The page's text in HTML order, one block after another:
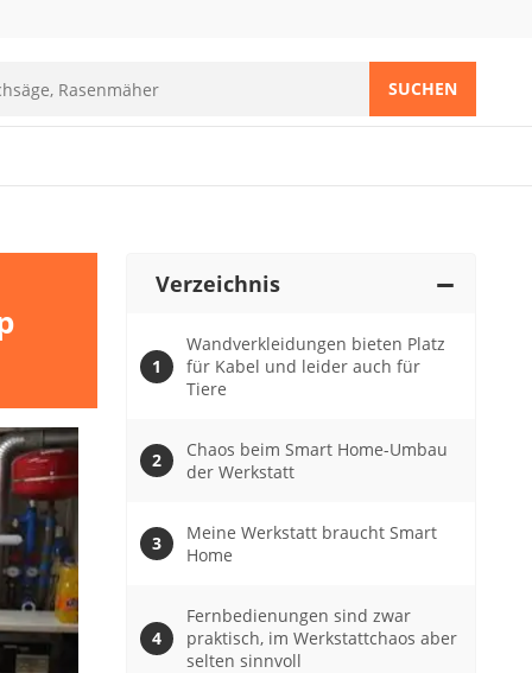
SUCHEN
Verzeichnis
Wandverkleidungen bieten Platz
für Kabel und leider auch für
Tiere
Chaos beim Smart Home-Umbau
der Werkstatt
Meine Werkstatt braucht Smart
Home
Fernbedienungen sind zwar
praktisch, im Werkstattchaos aber
selten sinnvoll